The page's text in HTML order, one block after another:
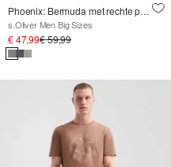
Phoenix: Bermuda met rechte pijp en structuur
s.Oliver Men Big Sizes
€ 47,99€ 59,99